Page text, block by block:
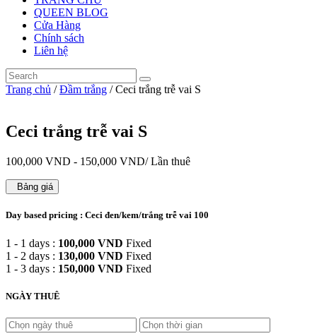
QUEEN BLOG
Cửa Hàng
Chính sách
Liên hệ
Trang chủ /Đầm trắng / Ceci trắng trễ vai S
Ceci trắng trễ vai S
100,000 VND - 150,000 VND/ Lần thuê
Bảng giá
Day based pricing : Ceci đen/kem/trắng trễ vai 100
1 - 1 days : 100,000 VND Fixed
1 - 2 days : 130,000 VND Fixed
1 - 3 days : 150,000 VND Fixed
NGÀY THUÊ